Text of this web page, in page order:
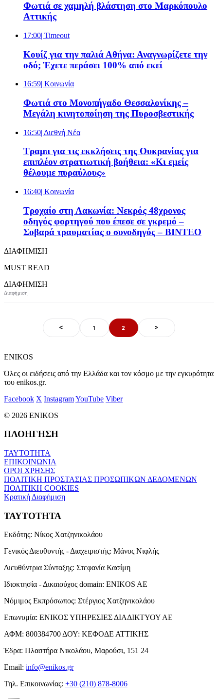
Φωτιά σε χαμηλή βλάστηση στο Μαρκόπουλο
Αττικής
17:00| Timeout
Κουίζ για την παλιά Αθήνα: Αναγνωρίζετε την
οδό; Έχετε περάσει 100% από εκεί
16:59| Κοινωνία
Φωτιά στο Μονοπήγαδο Θεσσαλονίκης –
Μεγάλη κινητοποίηση της Πυροσβεστικής
16:50| Διεθνή Νέα
Τραμπ για τις εκκλήσεις της Ουκρανίας για
επιπλέον στρατιωτική βοήθεια: «Κι εμείς
θέλουμε πυραύλους»
16:40| Κοινωνία
Τροχαίο στη Λακωνία: Νεκρός 48χρονος
οδηγός φορτηγού που έπεσε σε γκρεμό –
Σοβαρά τραυματίας ο συνοδηγός – ΒΙΝΤΕΟ
ΔΙΑΦΗΜΙΣΗ
MUST READ
ΔΙΑΦΗΜΙΣΗ
< 1 2 >
ENIKOS
Όλες οι ειδήσεις από την Ελλάδα και τον κόσμο με την εγκυρότητα
του enikos.gr.
Facebook X InstagramYouTube Viber
© 2026 ENIKOS
ΠΛΟΗΓΗΣΗ
ΤΑΥΤΟΤΗΤΑ
ΕΠΙΚΟΙΝΩΝΙΑ
ΟΡΟΙ ΧΡΗΣΗΣ
ΠΟΛΙΤΙΚΗ ΠΡΟΣΤΑΣΙΑΣ ΠΡΟΣΩΠΙΚΩΝ ΔΕΔΟΜΕΝΩΝ
ΠΟΛΙΤΙΚΗ COOKIES
Κρατική Διαφήμιση
ΤΑΥΤΟΤΗΤΑ
Εκδότης: Νίκος Χατζηνικολάου
Γενικός Διευθυντής - Διαχειριστής: Μάνος Νιφλής
Διευθύντρια Σύνταξης: Στεφανία Κασίμη
Ιδιοκτησία - Δικαιούχος domain: ENIKOS AE
Νόμιμος Εκπρόσωπος: Στέργιος Χατζηνικολάου
Επωνυμία: ΕΝΙΚΟΣ ΥΠΗΡΕΣΙΕΣ ΔΙΑΔΙΚΤΥΟΥ ΑΕ
ΑΦΜ: 800384700ΔΟΥ: ΚΕΦΟΔΕ ΑΤΤΙΚΗΣ
Έδρα: Πλαστήρα Νικολάου, Μαρούσι, 151 24
Email: info@enikos.gr
Τηλ. Επικοινωνίας: +30 (210) 878-8006